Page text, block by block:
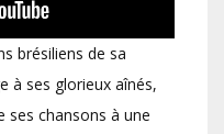
brésiliens de sa
à ses glorieux aînés,
ses chansons à une